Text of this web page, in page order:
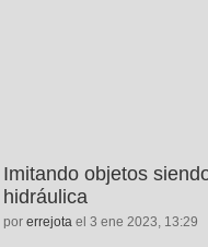
Imitando objetos
hidráulica
por errejota el 3 ene 2023, 13:29